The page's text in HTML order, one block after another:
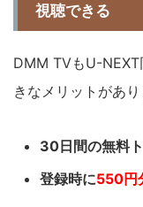
視聴できる
DMM TVもU-
きなメリットがあり
30日間の無料
登録時に550円